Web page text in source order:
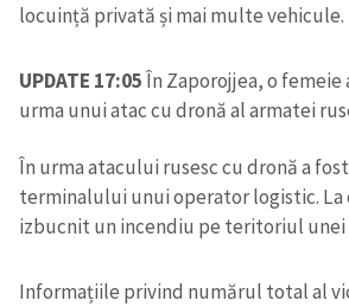
locuință privată și mai multe vehicule.
UPDATE 17:05În Zaporojjea, o
urma unui atac cu dronă al armatei
În urma atacului rusesc cu dronă a
terminalului unui operator logistic. La
izbucnit un incendiu pe teritoriul unei
Informațiile privind numărul total al